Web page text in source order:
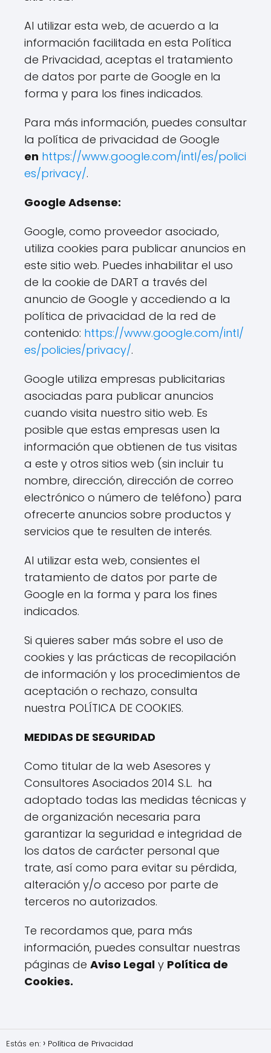
Al utilizar esta web, de acuerdo a la
información facilitada en esta Política
de Privacidad, aceptas el tratamiento
de datos por parte de Google en la
forma y para los fines indicados.
Para más información, puedes consultar
la política de privacidad de Google
en https://www.google.com/intl/es/polici
es/privacy/.
Google Adsense:
Google, como proveedor asociado,
utiliza cookies para publicar anuncios en
este sitio web. Puedes inhabilitar el uso
de la cookie de DART a través del
anuncio de Google y accediendo a la
política de privacidad de la red de
contenido: https://www.google.com/intl/
es/policies/privacy/.
Google utiliza empresas publicitarias
asociadas para publicar anuncios
cuando visita nuestro sitio web. Es
posible que estas empresas usen la
información que obtienen de tus visitas
a este y otros sitios web (sin incluir tu
nombre, dirección, dirección de correo
electrónico o número de teléfono) para
ofrecerte anuncios sobre productos y
servicios que te resulten de interés.
Al utilizar esta web, consientes el
tratamiento de datos por parte de
Google en la forma y para los fines
indicados.
Si quieres saber más sobre el uso de
cookies y las prácticas de recopilación
de información y los procedimientos de
aceptación o rechazo, consulta
nuestra POLÍTICA DE COOKIES.
MEDIDAS DE SEGURIDAD
Como titular de la web Asesores y
Consultores Asociados 2014 S.L. ha
adoptado todas las medidas técnicas y
de organización necesaria para
garantizar la seguridad e integridad de
los datos de carácter personal que
trate, así como para evitar su pérdida,
alteración y/o acceso por parte de
terceros no autorizados.
Te recordamos que, para más
información, puedes consultar nuestras
páginas de Aviso Legal y Política de
Cookies.
Estás en: Política de Privacidad